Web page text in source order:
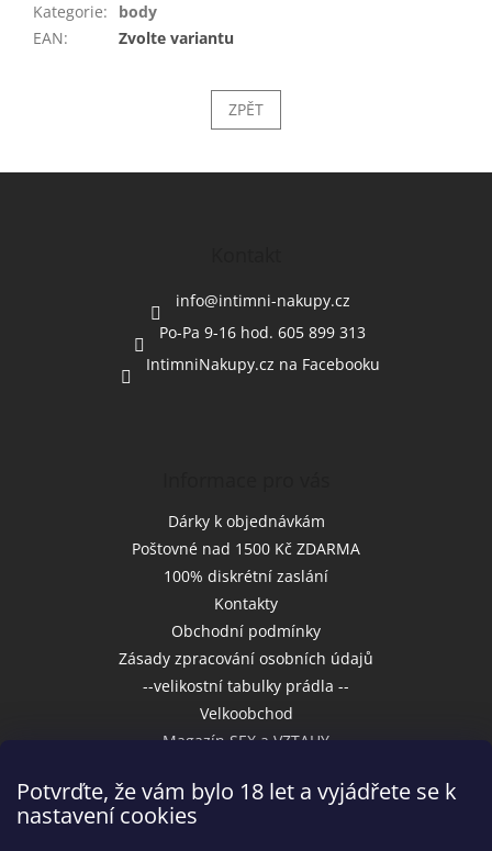
Potvrďte, že vám bylo 18 let a vyjádřete se k
nastavení cookies
Kategorie:
body
EAN: Zvolte variantu
ZPĚT
info@intimni-nakupy.cz
Po-Pa 9-16 hod. 605 899 313
IntimniNakupy.cz na Facebooku
Dárky k objednávkám
Poštovné nad 1500 Kč ZDARMA
100% diskrétní zaslání
Kontakty
Obchodní podmínky
Zásady zpracování osobních údajů
--velikostní tabulky prádla --
Velkoobchod
Magazín SEX a VZTAHY